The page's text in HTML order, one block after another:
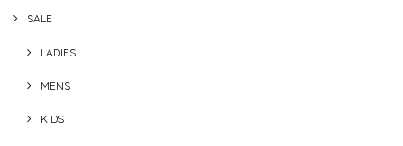
SALE
LADIES
MENS
KIDS